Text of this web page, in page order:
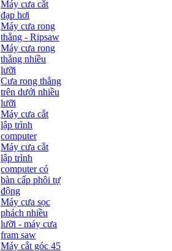
Máy cưa cắt
đạp hơi
Máy cưa rong
thẳng - Ripsaw
Máy cưa rong
thẳng nhiều
lưỡi
Cưa rong thẳng
trên dưới nhiều
lưỡi
Máy cưa cắt
lập trình
computer
Máy cưa cắt
lập trình
computer có
bàn cấp phôi tự
động
Máy cưa sọc
phách nhiều
lưỡi - máy cưa
fram saw
Máy cắt góc 45